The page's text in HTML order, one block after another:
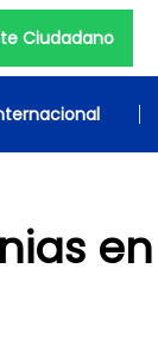
Ciudadano
en